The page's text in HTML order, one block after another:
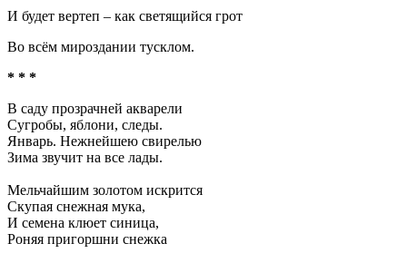
И будет вертеп – как светящийся грот
Во всём мироздании тусклом.
* * *
В саду прозрачней акварели
Сугробы, яблони, следы.
Январь. Нежнейшею свирелью
Зима звучит на все лады.
Мельчайшим золотом искрится
Скупая снежная мука,
И семена клюет синица,
Роняя пригоршни снежка